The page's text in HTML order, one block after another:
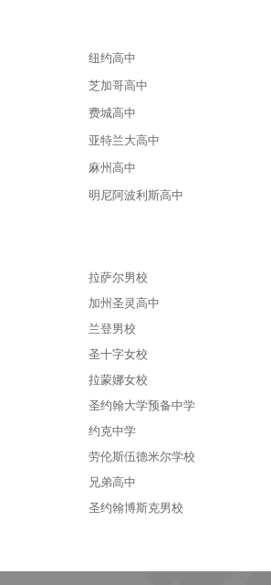
纽约高中
芝加哥高中
费城高中
亚特兰大高中
麻州高中
明尼阿波利斯高中
拉萨尔男校
加州圣灵高中
兰登男校
圣十字女校
拉蒙娜女校
圣约翰大学预备中学
约克中学
劳伦斯伍德米尔学校
兄弟高中
圣约翰博斯克男校